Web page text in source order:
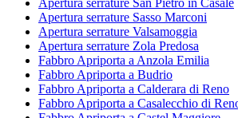
Apertura serrature San Pietro in Casale
Apertura serrature Sasso Marconi
Apertura serrature Valsamoggia
Apertura serrature Zola Predosa
Fabbro Apriporta a Anzola Emilia
Fabbro Apriporta a Budrio
Fabbro Apriporta a Calderara di Reno
Fabbro Apriporta a Casalecchio di